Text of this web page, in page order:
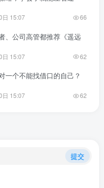
日 15:07 66
、公司高管都推荐《遥远
日 15:07 62
一个不能找借口的自己？
日 15:07 62
提交